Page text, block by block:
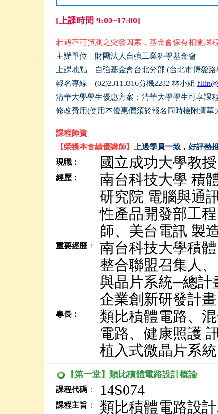
[上課時間 9:00~17:00]
若遇不可預測之突發因素，基金會保有相關課
主辦單位：財團法人自強工業科學基金會
上課地點：自強基金會台北分部 (台北市博愛路
報名專線：(02)23113316分機2282 林小姐
清華大學學生優惠方案：清華大學學生可享課
修改費用(使用本優惠價須於報名同時檢附清華
課程師資
【榮獲本會績優講師】
上過學員一致，好評熱
現職：
國立成功大學教授
經歷：
南台科技大學 積
研究院 電腦與通
性產品開發部工
師、美台電訊 製
重要經歷：
南台科技大學積
整合聯盟召集人
與晶片系統─總計
企業創新研發計
專長：
類比積體電路、
電路、健康照護
植入式微晶片系
【第一堂】類比積體電路設計概論
課程代碼： 14S074
課程主旨：
類比積體電路設